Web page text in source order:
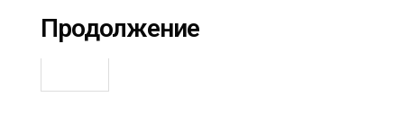
Продолжение